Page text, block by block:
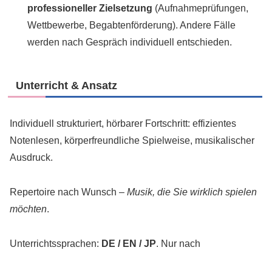
professioneller Zielsetzung (Aufnahmeprüfungen,
Wettbewerbe, Begabtenförderung). Andere Fälle
werden nach Gespräch individuell entschieden.
Unterricht & Ansatz
Individuell strukturiert, hörbarer Fortschritt: effizientes
Notenlesen, körperfreundliche Spielweise, musikalischer
Ausdruck.
Repertoire nach Wunsch – Musik, die Sie wirklich spielen
möchten.
Unterrichtssprachen: DE / EN / JP. Nur nach